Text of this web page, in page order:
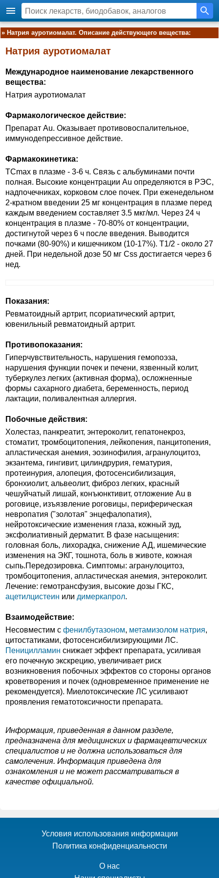
» Натрия ауротиомалат. Описание действующего вещества:
Натрия ауротиомалат
Международное наименование лекарственного
вещества:
Натрия ауротиомалат
Фармакологическое действие:
Препарат Au. Оказывает противовоспалительное,
иммунодепрессивное действие.
Фармакокинетика:
TCmax в плазме - 3-6 ч. Связь с альбуминами почти
полная. Высокие концентрации Au определяются в РЭС,
надпочечниках, корковом слое почек. При еженедельном
2-кратном введении 25 мг концентрация в плазме перед
каждым введением составляет 3.5 мкг/мл. Через 24 ч
концентрация в плазме - 70-80% от концентрации,
достигнутой через 6 ч после введения. Выводится
почками (80-90%) и кишечником (10-17%). T1/2 - около 27
дней. При недельной дозе 50 мг Css достигается через 6
нед.
Показания:
Ревматоидный артрит, псориатический артрит,
ювенильный ревматоидный артрит.
Противопоказания:
Гиперчувствительность, нарушения гемопоэза,
нарушения функции почек и печени, язвенный колит,
туберкулез легких (активная форма), осложненные
формы сахарного диабета, беременность, период
лактации, поливалентная аллергия.
Побочные действия:
Холестаз, панкреатит, энтероколит, гепатонекроз,
стоматит, тромбоцитопения, лейкопения, панцитопения,
апластическая анемия, эозинофилия, агранулоцитоз,
экзантема, гингивит, цилиндрурия, гематурия,
протеинурия, алопеция, фотосенсибилизация,
бронхиолит, альвеолит, фиброз легких, красный
чешуйчатый лишай, конъюнктивит, отложение Au в
роговице, изъязвление роговицы, периферическая
невропатия ("золотая" энцефалопатия),
нейротоксические изменения глаза, кожный зуд,
эксфолиативный дерматит. В фазе насыщения:
головная боль, лихорадка, снижение АД, ишемические
изменения на ЭКГ, тошнота, боль в животе, кожная
сыпь.Передозировка. Симптомы: агранулоцитоз,
тромбоцитопения, апластическая анемия, энтероколит.
Лечение: гемотрансфузия, высокие дозы ГКС,
ацетилцистеин или димеркапрол.
Взаимодействие:
Несовместим с фенилбутазоном, метамизолом натрия,
цитостатиками, фотосенсибилизирующими ЛС.
Пеницилламин снижает эффект препарата, усиливая
его почечную экскрецию, увеличивает риск
возникновения побочных эффектов со стороны органов
кроветворения и почек (одновременное применение не
рекомендуется). Миелотоксические ЛС усиливают
проявления гематотоксичности препарата.
Информация, приведенная в данном разделе,
предназначена для медицинских и фармацевтических
специалистов и не должна использоваться для
самолечения. Информация приведена для
ознакомления и не может рассматриваться в
качестве официальной.
Условия использования информации
Политика конфиденциальности
О нас